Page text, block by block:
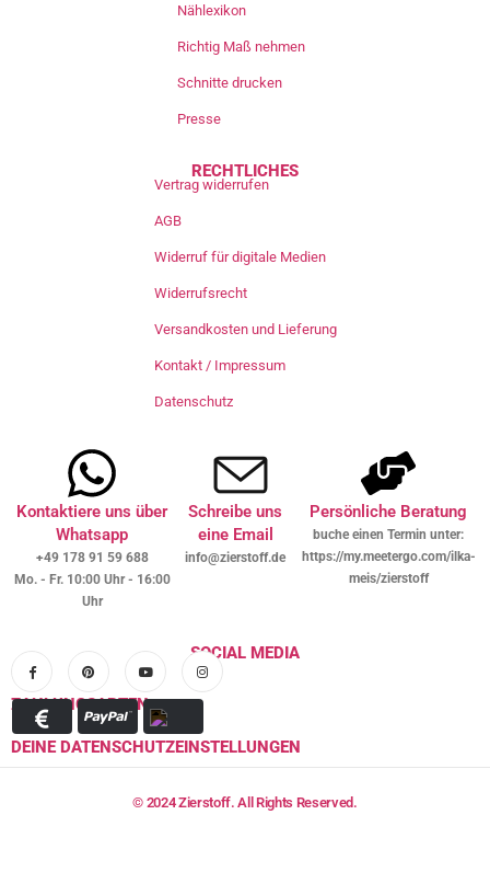
Nählexikon
Richtig Maß nehmen
Schnitte drucken
Presse
RECHTLICHES
Vertrag widerrufen
AGB
Widerruf für digitale Medien
Widerrufsrecht
Versandkosten und Lieferung
Kontakt / Impressum
Datenschutz
Kontaktiere uns über
Whatsapp
+49 178 91 59 688
Mo. - Fr. 10:00 Uhr - 16:00
Uhr
Schreibe uns
eine Email
info@zierstoff.de
Persönliche Beratung
buche einen Termin unter:
https://my.meetergo.com/ilka-
meis/zierstoff
SOCIAL MEDIA
ZAHLUNGSARTEN
DEINE DATENSCHUTZEINSTELLUNGEN
© 2024 Zierstoff. All Rights Reserved.